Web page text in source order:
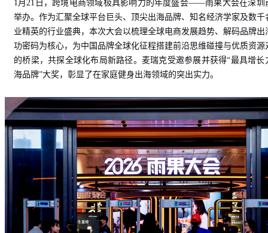
1月21日，跨境电商领域极具影响力的年度盛会——雨果大会在深圳
举办。作为汇聚全球平台巨头、顶尖出海品牌、知名经济学家及数千
业精英的行业盛典，本次大会以梳理全球电商发展趋势、解码品牌出
功密码为核心，为中国品牌全球化征程搭建前沿思维碰撞与优质资源
的桥梁，共探全球化布局新路径。麦瑞克受邀参展并获得“最具增长
海品牌”大奖，彰显了在家庭健身出海领域的突出实力。